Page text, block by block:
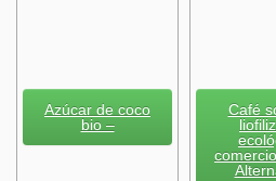
Azúcar de coco
bio –
Café